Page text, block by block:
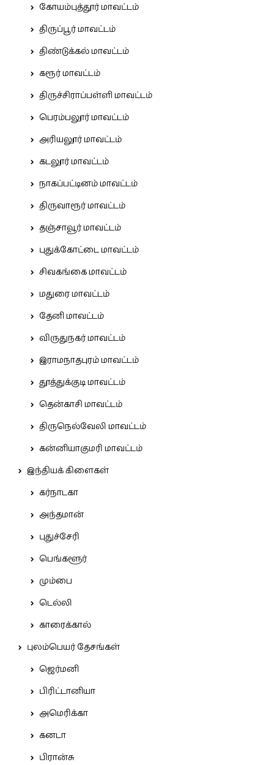
கோயம்புத்தூர் மாவட்டம்
திருப்பூர் மாவட்டம்
திண்டுக்கல் மாவட்டம்
கரூர் மாவட்டம்
திருச்சிராப்பள்ளி மாவட்டம்
பெரம்பலூர் மாவட்டம்
அரியலூர் மாவட்டம்
கடலூர் மாவட்டம்
நாகப்பட்டினம் மாவட்டம்
திருவாரூர் மாவட்டம்
தஞ்சாவூர் மாவட்டம்
புதுக்கோட்டை மாவட்டம்
சிவகங்கை மாவட்டம்
மதுரை மாவட்டம்
தேனி மாவட்டம்
விருதுநகர் மாவட்டம்
இராமநாதபுரம் மாவட்டம்
தூத்துக்குடி மாவட்டம்
தென்காசி மாவட்டம்
திருநெல்வேலி மாவட்டம்
கன்னியாகுமரி மாவட்டம்
இந்தியக் கிளைகள்
கர்நாடகா
அந்தமான்
புதுச்சேரி
பெங்களூர்
மும்பை
டெல்லி
காரைக்கால்
புலம்பெயர் தேசங்கள்
ஜெர்மனி
பிரிட்டானியா
அமெரிக்கா
கனடா
பிரான்சு